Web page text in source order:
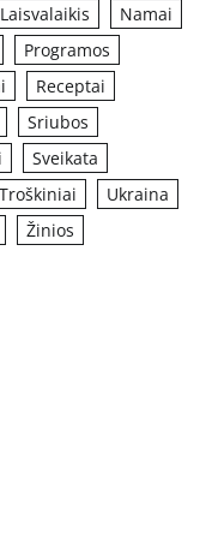
Laisvalaikis
Namai
Programos
Receptai
Sriubos
Sveikata
Troškiniai
Ukraina
Žinios